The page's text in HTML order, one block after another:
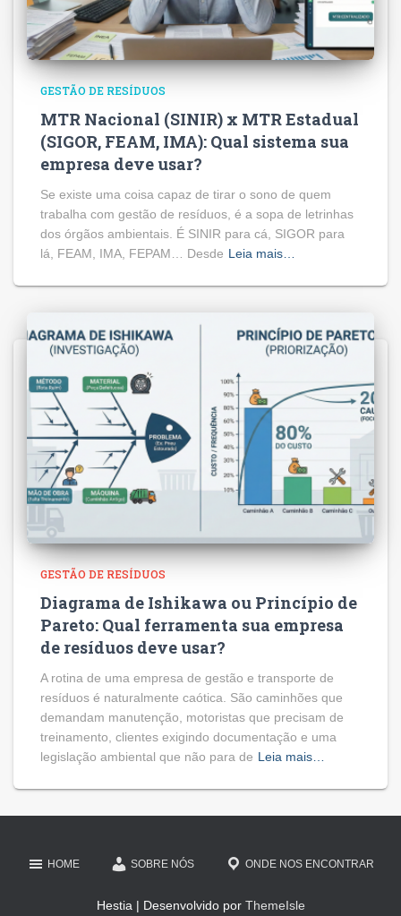
GESTÃO DE RESÍDUOS
MTR Nacional (SINIR) x MTR Estadual
(SIGOR, FEAM, IMA): Qual sistema sua
empresa deve usar?
Se existe uma coisa capaz de tirar o sono de quem
trabalha com gestão de resíduos, é a sopa de letrinhas
dos órgãos ambientais. É SINIR para cá, SIGOR para
lá, FEAM, IMA, FEPAM… Desde Leia mais…
GESTÃO DE RESÍDUOS
Diagrama de Ishikawa ou Princípio de
Pareto: Qual ferramenta sua empresa
de resíduos deve usar?
A rotina de uma empresa de gestão e transporte de
resíduos é naturalmente caótica. São caminhões que
demandam manutenção, motoristas que precisam de
treinamento, clientes exigindo documentação e uma
legislação ambiental que não para de Leia mais…
HOME SOBRE NÓS ONDE NOS ENCONTRAR
Hestia | Desenvolvido por ThemeIsle